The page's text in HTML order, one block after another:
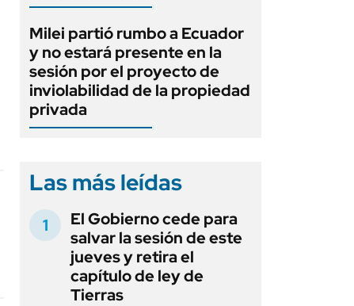
Milei partió rumbo a Ecuador
y no estará presente en la
sesión por el proyecto de
inviolabilidad de la propiedad
privada
Las más leídas
El Gobierno cede para
salvar la sesión de este
jueves y retira el
capítulo de ley de
Tierras